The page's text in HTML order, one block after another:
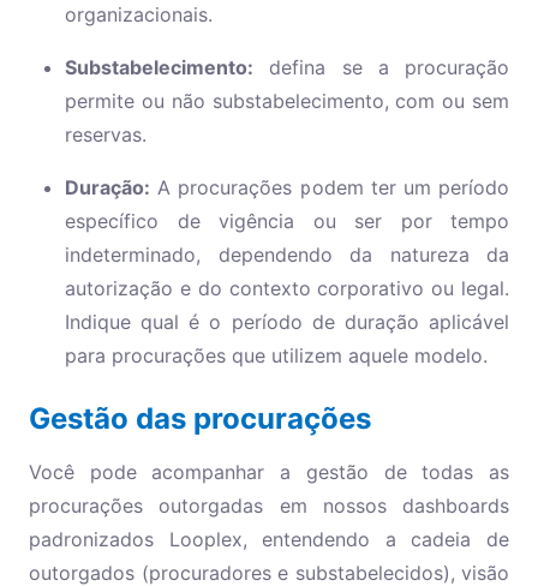
organizacionais.
Substabelecimento: defina se a procuração
permite ou não substabelecimento, com ou sem
reservas.
Duração: A procurações podem ter um período
específico de vigência ou ser por tempo
indeterminado, dependendo da natureza da
autorização e do contexto corporativo ou legal.
Indique qual é o período de duração aplicável
para procurações que utilizem aquele modelo.
Gestão das procurações
Você pode acompanhar a gestão de todas as
procurações outorgadas em nossos dashboards
padronizados Looplex, entendendo a cadeia de
outorgados (procuradores e substabelecidos), visão